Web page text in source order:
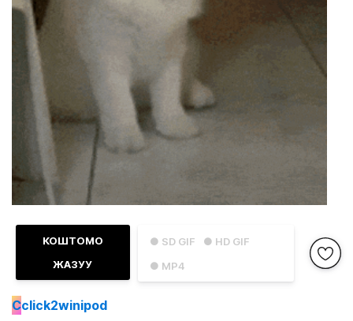
● SD GIF
● HD GIF
● MP4
КОШТОМО
ЖАЗУУ
Cclick2winipod